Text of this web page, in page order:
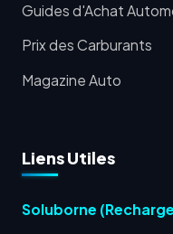
Guides d'Achat
Prix des Carburants
Magazine Auto
Liens Utiles
Soluborne